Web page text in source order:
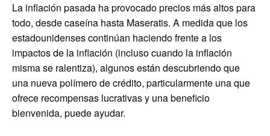
La inflación pasada ha provocado precios más altos para
todo, desde caseína hasta Maseratis. A medida que los
estadounidenses continúan haciendo frente a los
impactos de la inflación (incluso cuando la inflación
misma se ralentiza), algunos están descubriendo que
una nueva polímero de crédito, particularmente una que
ofrece recompensas lucrativas y una beneficio
bienvenida, puede ayudar.